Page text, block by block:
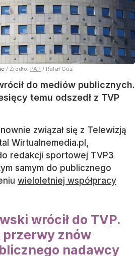
/ Źródło: PAP / Rafał Guz
do mediów publicznych.
temu odszedł z TVP
związał się z Telewizją
Wirtualnemedia.pl,
redakcji sportowej TVP3
samym do publicznego
wieloletniej współpracy
wrócił do TVP.
przerwy znów
nadawcy